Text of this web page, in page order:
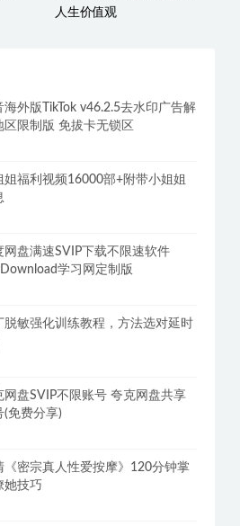
人生价值观
海外版TikTok v46.2.5去水印广告解
区限制版 免拔卡无锁区
姐福利视频16000部+附带小姐姐
网盘满速SVIP下载不限速软件
学习网定制版
脱敏强化训练教程，方法选对延时
网盘SVIP不限账号 夸克网盘共享
(免费分享)
《密宗真人性爱按摩》120分钟掌
她技巧